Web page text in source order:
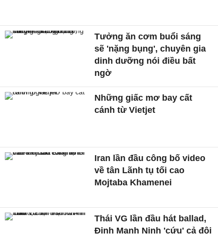
Tưởng ăn cơm buổi sáng
sẽ 'nặng bụng', chuyên gia
dinh dưỡng nói điều bất
ngờ
Những giấc mơ bay cất
cánh từ Vietjet
Iran lần đầu công bố video
về tân Lãnh tụ tối cao
Mojtaba Khamenei
Thái VG lần đầu hát ballad,
Đinh Mạnh Ninh 'cứu' cả đội